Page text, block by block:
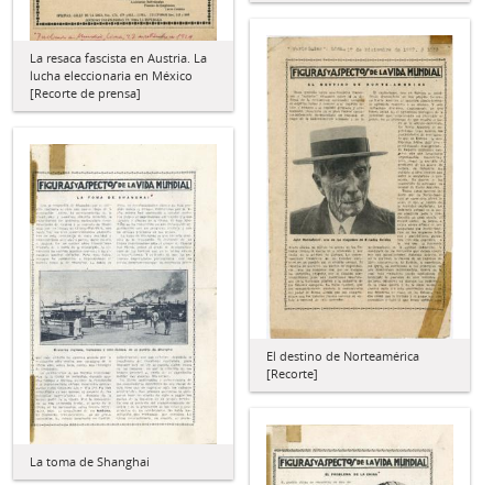
La resaca fascista en Austria. La
lucha eleccionaria en México
[Recorte de prensa]
El destino de Norteamérica
[Recorte]
La toma de Shanghai